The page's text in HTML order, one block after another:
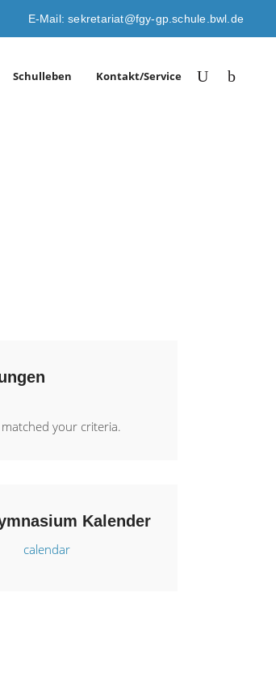
E-Mail: sekretariat@fgy-gp.schule.bwl.de
Schulleben Kontakt/Service
your criteria.
Kalender